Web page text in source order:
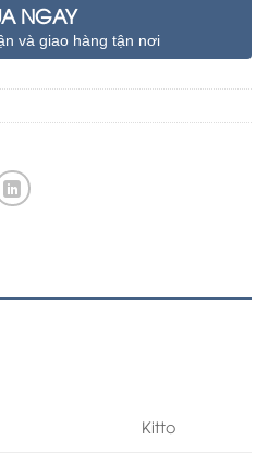
NGAY
và giao hàng tận nơi
Kitto